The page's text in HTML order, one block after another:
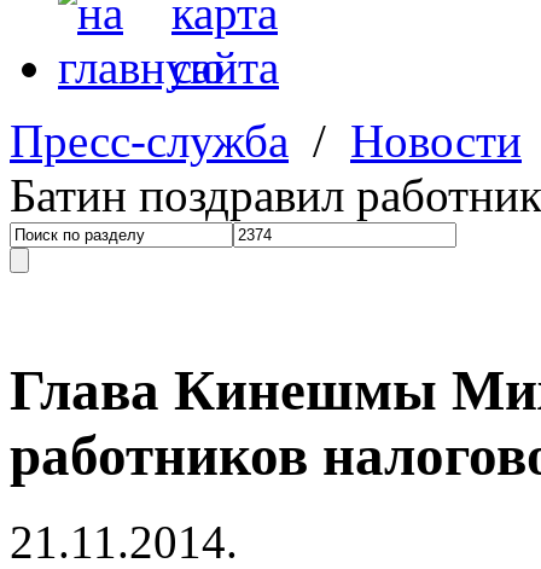
Пресс-служба / Новости
Батин поздравил
Глава Кинешмы
работников
21.11.2014.